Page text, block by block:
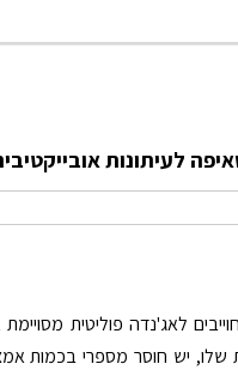
לאג'נדה פוליטית
שלו, יש חוסר מספרי בכמות